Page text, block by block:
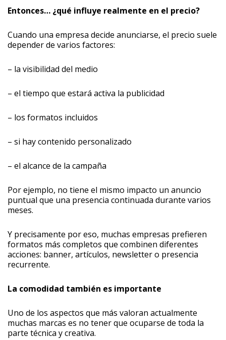
Entonces… ¿qué influye realmente en el precio?
Cuando una empresa decide anunciarse, el precio suele
depender de varios factores:
– la visibilidad del medio
– ⁠el tiempo que estará activa la publicidad
– ⁠los formatos incluidos
– ⁠si hay contenido personalizado
– ⁠el alcance de la campaña
Por ejemplo, no tiene el mismo impacto un anuncio
puntual que una presencia continuada durante varios
meses.
Y precisamente por eso, muchas empresas prefieren
formatos más completos que combinen diferentes
acciones: banner, artículos, newsletter o presencia
recurrente.
La comodidad también es importante
Uno de los aspectos que más valoran actualmente
muchas marcas es no tener que ocuparse de toda la
parte técnica y creativa.